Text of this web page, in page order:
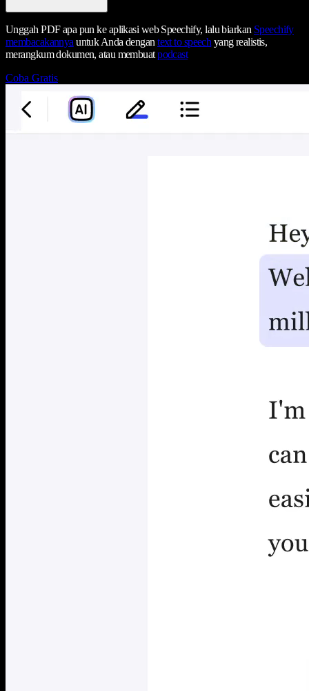
Unggah PDF apa pun ke aplikasi web Speechify, lalu biarkan Speechify
membacakannya untuk Anda dengantext to speech yang realistis,
merangkum dokumen, atau membuatpodcast
Coba Gratis